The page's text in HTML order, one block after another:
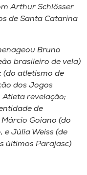
Arthur Schlösser
de Santa Catarina
Bruno
brasileiro de vela)
(do atletismo de
dos Jogos
revelação;
de
Goiano (do
e Júlia Weiss (de
últimos Parajasc)